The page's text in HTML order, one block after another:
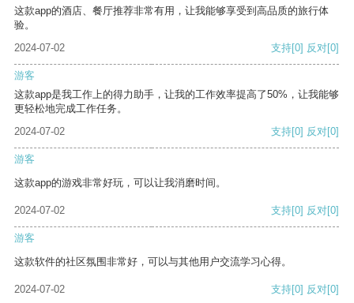
这款app的酒店、餐厅推荐非常有用，让我能够享受到高品质的旅行体
验。
2024-07-02
支持[0] 反对[0]
游客
这款app是我工作上的得力助手，让我的工作效率提高了50%，让我能够
更轻松地完成工作任务。
2024-07-02
支持[0] 反对[0]
游客
这款app的游戏非常好玩，可以让我消磨时间。
2024-07-02 支持[0] 反对[0]
游客
这款软件的社区氛围非常好，可以与其他用户交流学习心得。
2024-07-02 支持[0] 反对[0]